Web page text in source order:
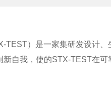
TEST）是一家集研发设计
自我，使的STX-TEST在可